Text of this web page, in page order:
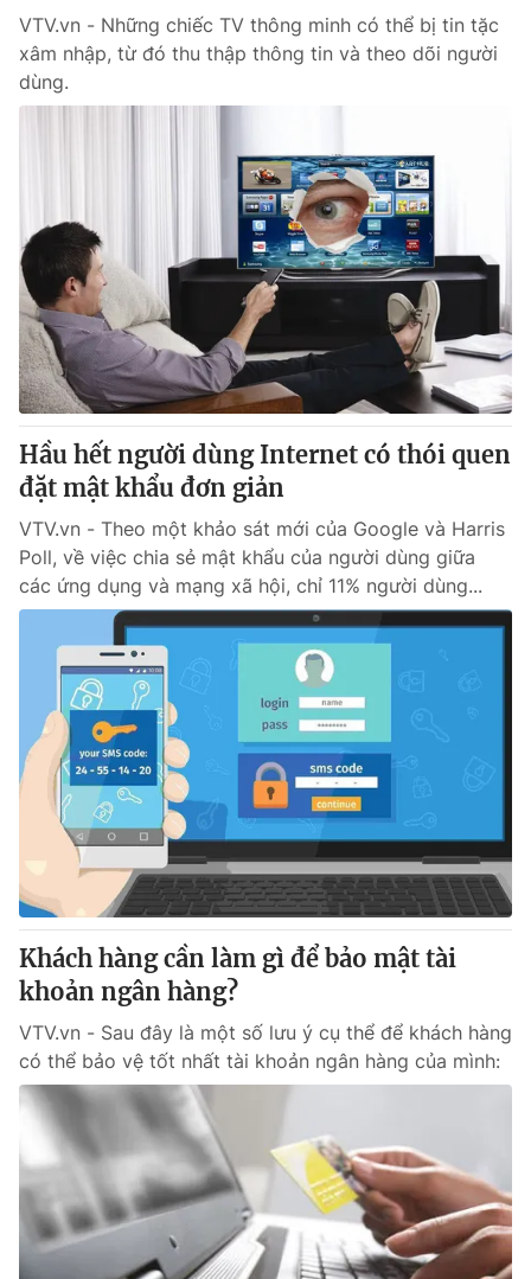
VTV.vn - Những chiếc TV thông minh có thể bị tin tặc
xâm nhập, từ đó thu thập thông tin và theo dõi người
dùng.
Hầu hết người dùng Internet có thói quen
đặt mật khẩu đơn giản
VTV.vn - Theo một khảo sát mới của Google và Harris
Poll, về việc chia sẻ mật khẩu của người dùng giữa
các ứng dụng và mạng xã hội, chỉ 11% người dùng...
Khách hàng cần làm gì để bảo mật tài
khoản ngân hàng?
VTV.vn - Sau đây là một số lưu ý cụ thể để khách hàng
có thể bảo vệ tốt nhất tài khoản ngân hàng của mình: